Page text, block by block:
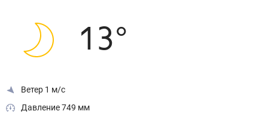
13°
Ветер 1 м/с
Давление 749 мм